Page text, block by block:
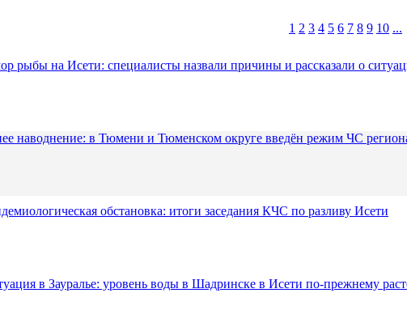
1 2 3 4 5 6 7 8 9 10 ...
рыбы на Исети: специалисты назвали причины и рассказали о
наводнение: в Тюмени и Тюменском округе введён режим ЧС
обстановка: итоги заседания КЧС по разливу Исети
в Зауралье: уровень воды в Шадринске в Исети по-прежнему